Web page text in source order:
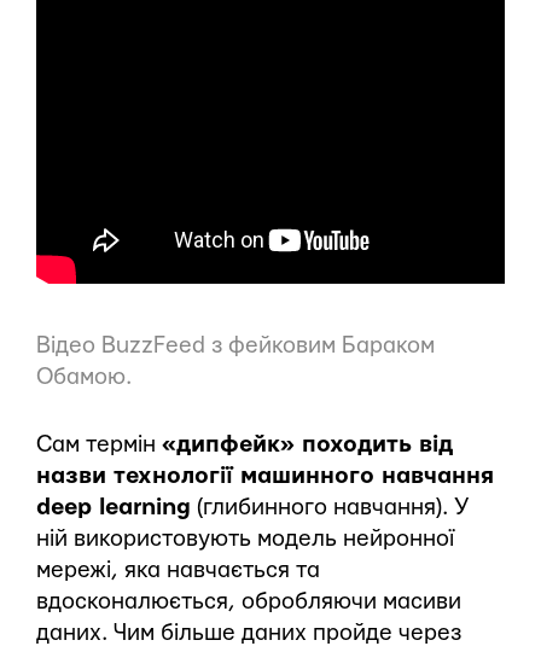
Відео BuzzFeed з фейковим Бараком
Обамою.
Сам термін «дипфейк» походить від
назви технології машинного навчання
deep learning (глибинного навчання). У
ній використовують модель нейронної
мережі, яка навчається та
вдосконалюється, обробляючи масиви
даних. Чим більше даних пройде через